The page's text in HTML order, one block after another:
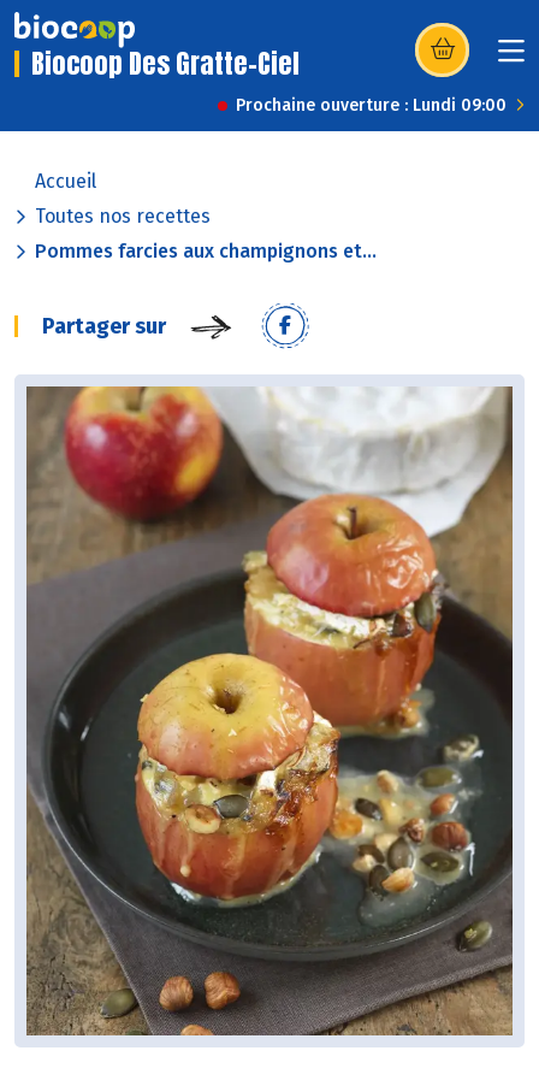
Biocoop Des Gratte-Ciel (s’ouvre dans
Prochaine ouverture : Lundi 09:00
Accueil
Toutes nos recettes
Pommes farcies aux champignons et...
Partager sur